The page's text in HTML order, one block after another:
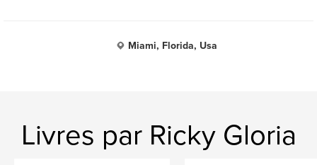
Miami, Florida, Usa
Livres par Ricky Gloria